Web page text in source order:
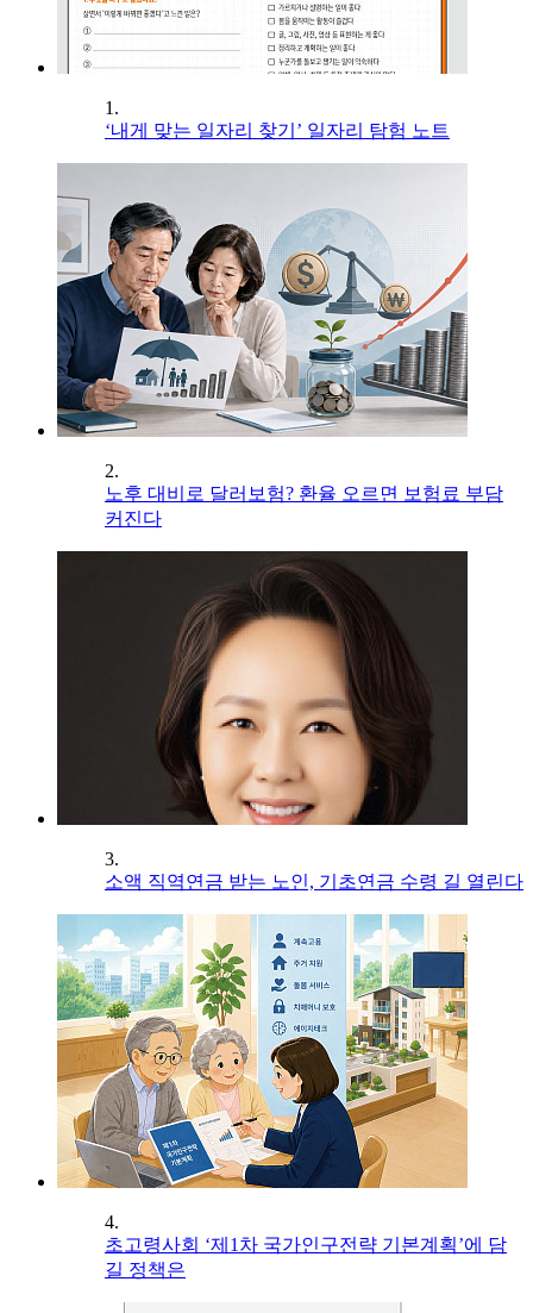
1.
‘내게 맞는 일자리 찾기’ 일자리 탐험 노트
2.
노후 대비로 달러보험? 환율 오르면 보험료 부담
커진다
3.
소액 직역연금 받는 노인, 기초연금 수령 길 열린다
4.
초고령사회 ‘제1차 국가인구전략 기본계획’에 담
길 정책은